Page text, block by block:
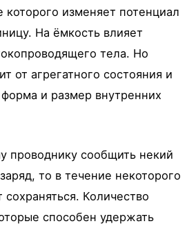
изменяет потенциал
На ёмкость влияет
тела. Но
от агрегатного состояния и
и размер внутренних
проводнику сообщить некий
то в течение некоторого
Количество
способен удержать